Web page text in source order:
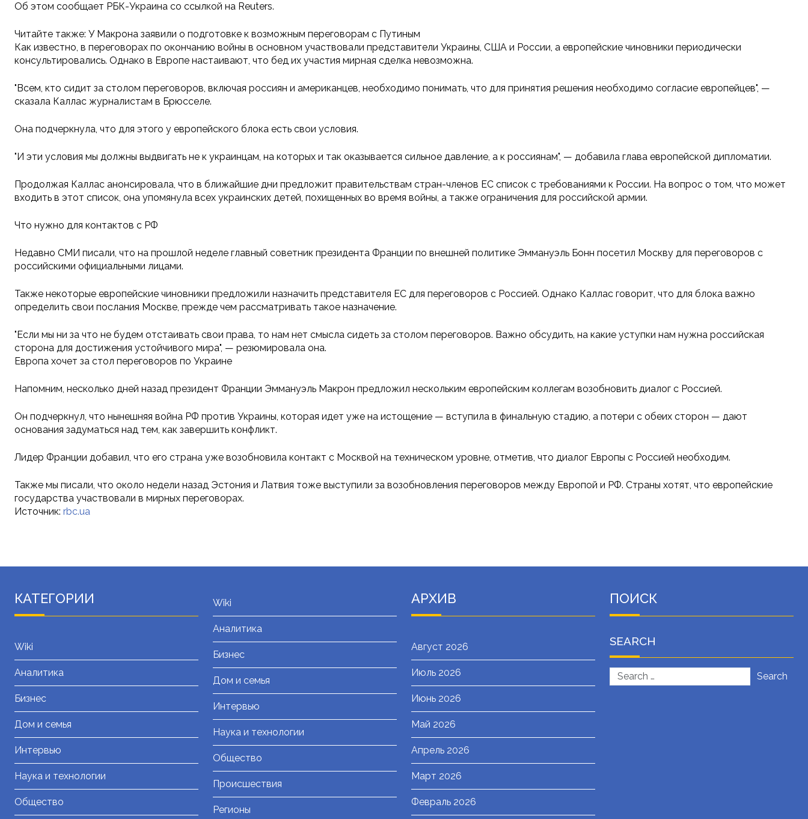
Об этом сообщает РБК-Украина со ссылкой на Reuters.
Читайте также: У Макрона заявили о подготовке к возможным переговорам с Путиным
Как известно, в переговорах по окончанию войны в основном участвовали представители Украины, США и России, а европейские чиновники периодически
консультировались. Однако в Европе настаивают, что бед их участия мирная сделка невозможна.
"Всем, кто сидит за столом переговоров, включая россиян и американцев, необходимо понимать, что для принятия решения необходимо согласие европейцев", —
сказала Каллас журналистам в Брюсселе.
Она подчеркнула, что для этого у европейского блока есть свои условия.
"И эти условия мы должны выдвигать не к украинцам, на которых и так оказывается сильное давление, а к россиянам", — добавила глава европейской дипломатии.
Продолжая Каллас анонсировала, что в ближайшие дни предложит правительствам стран-членов ЕС список с требованиями к России. На вопрос о том, что может
входить в этот список, она упомянула всех украинских детей, похищенных во время войны, а также ограничения для российской армии.
Что нужно для контактов с РФ
Недавно СМИ писали, что на прошлой неделе главный советник президента Франции по внешней политике Эммануэль Бонн посетил Москву для переговоров с
российскими официальными лицами.
Также некоторые европейские чиновники предложили назначить представителя ЕС для переговоров с Россией. Однако Каллас говорит, что для блока важно
определить свои послания Москве, прежде чем рассматривать такое назначение.
"Если мы ни за что не будем отстаивать свои права, то нам нет смысла сидеть за столом переговоров. Важно обсудить, на какие уступки нам нужна российская
сторона для достижения устойчивого мира", — резюмировала она.
Европа хочет за стол переговоров по Украине
Напомним, несколько дней назад президент Франции Эммануэль Макрон предложил нескольким европейским коллегам возобновить диалог с Россией.
Он подчеркнул, что нынешняя война РФ против Украины, которая идет уже на истощение — вступила в финальную стадию, а потери с обеих сторон — дают
основания задуматься над тем, как завершить конфликт.
Лидер Франции добавил, что его страна уже возобновила контакт с Москвой на техническом уровне, отметив, что диалог Европы с Россией необходим.
Также мы писали, что около недели назад Эстония и Латвия тоже выступили за возобновления переговоров между Европой и РФ. Страны хотят, что европейские
государства участвовали в мирных переговорах.
Источник: rbc.ua
КАТЕГОРИИ
Wiki
Аналитика
Бизнес
Дом и семья
Интервью
Наука и технологии
Общество
Wiki
Аналитика
Бизнес
Дом и семья
Интервью
Наука и технологии
Общество
Происшествия
Регионы
АРХИВ
Август 2026
Июль 2026
Июнь 2026
Май 2026
Апрель 2026
Март 2026
Февраль 2026
ПОИСК
SEARCH
Search